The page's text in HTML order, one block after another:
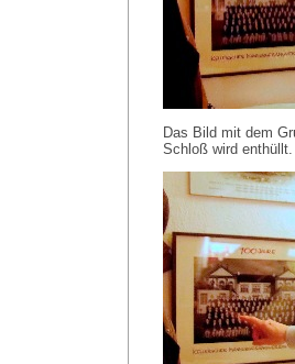
Das Bild mit dem
Schloß wird